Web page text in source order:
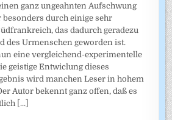
ganz ungeahnten Aufschwung
durch einige sehr
das dadurch geradezu
des Urmenschen geworden ist.
eine vergleichend-experimentelle
geistige Entwiclung dieses
wird manchen Leser in hohem
Autor bekennt ganz offen, daß es
[...]